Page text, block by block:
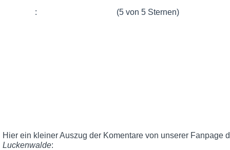
: (5 von 5 Sternen)
Hier ein kleiner Auszug der Komentare von unserer Fanpage
Luckenwalde: